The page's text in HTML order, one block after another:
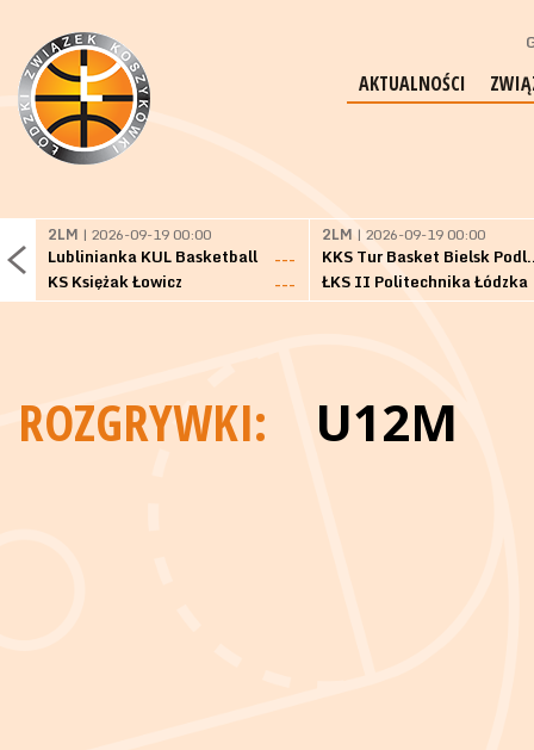
AKTUALNOŚCI
2LM | 2026-09-19 00:00
Lublinianka KUL Basketball
---
KS Księżak Łowicz
---
2LM | 2026-09-19 00:00
KKS Tur
ŁKS II Politechnika Łódzka
ROZGRYWKI: U12M